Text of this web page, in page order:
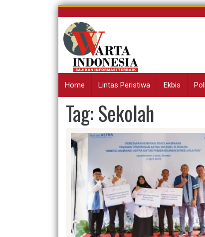
Skip
content
Home Lintas Peristiwa Ekbis
Tag:Sekolah